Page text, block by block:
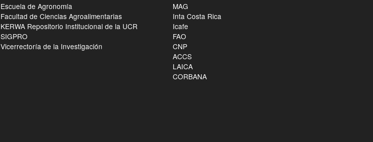
Escuela de Agronomía
Facultad de Ciencias Agroalimentarias
KERWA Repositorio Institucional de la UCR
SIGPRO
Vicerrectoría de la Investigación
MAG
Inta Costa Rica
Icafe
FAO
CNP
ACCS
LAICA
CORBANA